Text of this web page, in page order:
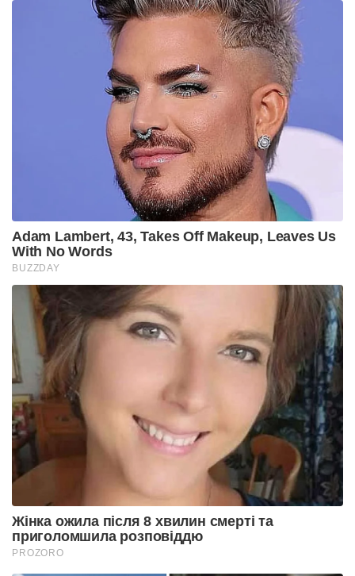
Adam Lambert, 43, Takes Off Makeup, Leaves Us
With No Words
BUZZDAY
Жінка ожила після 8 хвилин смерті та
приголомшила розповіддю
PROZORO